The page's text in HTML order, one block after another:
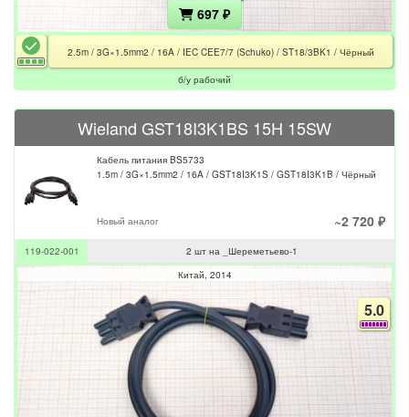
697 ₽
2.5m / 3G×1.5mm2 / 16A / IEC CEE7/7 (Schuko) / ST18/3BK1 / Чёрный
б/у рабочий
Wieland GST18I3K1BS 15H 15SW
Кабель питания BS5733
1.5m / 3G×1.5mm2 / 16A / GST18I3K1S / GST18I3K1B / Чёрный
Новый аналог ~2 720 ₽
119-022-001
2 шт на _Шереметьево-1
Китай 2014
5.0